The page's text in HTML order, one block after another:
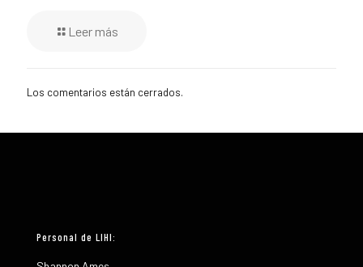
Leer más
Los comentarios están cerrados.
Personal de LIHI: